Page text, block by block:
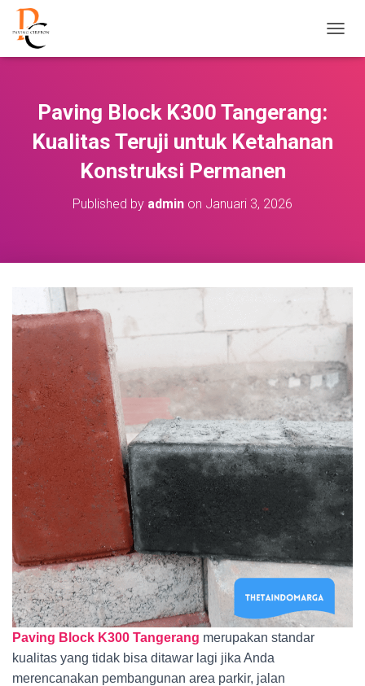
O
Paving Block K300 Tangerang:
Kualitas Teruji untuk Ketahanan
Konstruksi Permanen
Published by admin on Januari 3, 2026
Paving Block K300 Tangerang merupakan standar
kualitas yang tidak bisa ditawar lagi jika Anda
merencanakan pembangunan area parkir, jalan